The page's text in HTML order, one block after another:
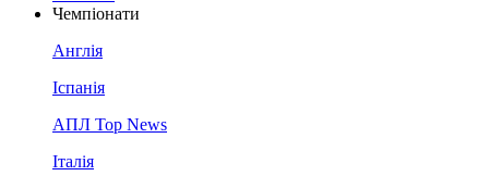
Чемпіонати
Англія
Іспанія
АПЛ Top News
Італія